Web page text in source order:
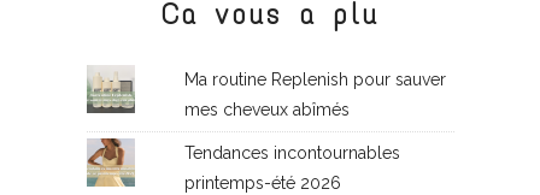
Ca vous a plu
Ma routine Replenish pour sauver
mes cheveux abîmés
Tendances incontournables
printemps-été 2026